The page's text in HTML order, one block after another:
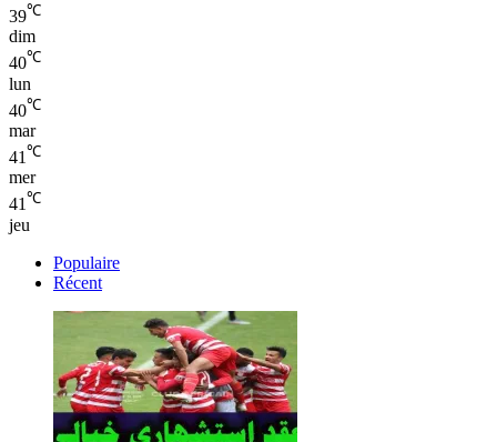
39℃
dim
40℃
lun
40℃
mar
41 ℃
mer
41℃
jeu
Populaire
Récent